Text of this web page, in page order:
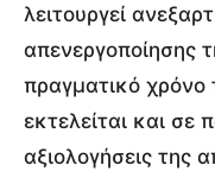
λειτουργεί
απενεργοποίησης
πραγματικό
εκτελείται και σε
αξιολογήσεις της